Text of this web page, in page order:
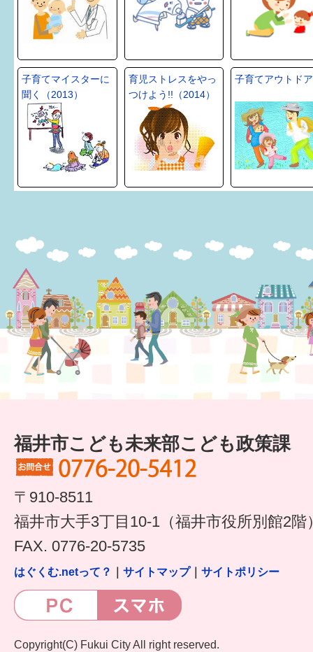
子育てマイスターに
聞く（2013）
育児ストレスをやっ
つけよう!!（2014）
子育てアウトドア
福井市こども未来部こども政策課
〒910-8511
福井市大手3丁目10-1（福井市役所別館2階
FAX. 0776-20-5735
はぐくむ.netって？ サイトマップ｜ サイトポリシー
Copyright(C) Fukui City All right reserved.
1歳〜3歳
3歳〜就学前
就学後〜
子育てマップ
イベントレポート
メールマガジン
はぐくむ.net相談コーナー
みんなの知恵袋
子育て情報誌「ほっと」
食育
お出かけ情報
病気・けが 基本情報
パパもママも子育て
ワンポイント英会話
ソーシャルメディア
すまいるサポート行事案内